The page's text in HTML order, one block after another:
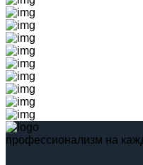
профессионализм на